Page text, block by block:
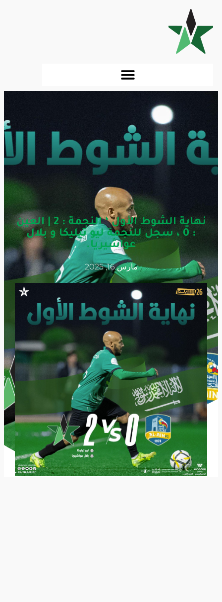
نهاية الشوط الأول ‘ النجمة : 2 | العين
: 0 ، سجل للنجمة ليو تيليكا و بلال
عواشيريا.
مارس 16, 2025